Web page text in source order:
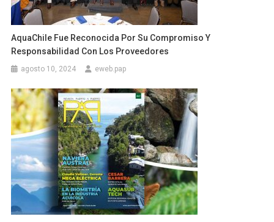
AquaChile Fue Reconocida Por Su Compromiso Y
Responsabilidad Con Los Proveedores
agosto 10, 2024 eweb.pap